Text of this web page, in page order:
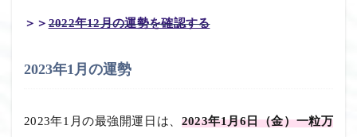
＞＞2022年12月の運勢を確認する
2023年1月の運勢
2023年1月の最強開運日は、 2023年1月6日（金）一粒万